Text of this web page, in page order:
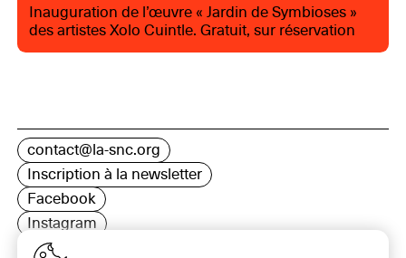
Inauguration de l’œuvre « Jardin de Symbioses »
des artistes Xolo Cuintle. Gratuit, sur réservation
contact@la-snc.org
Inscription à la newsletter
Facebook
Instagram
LinkedIn